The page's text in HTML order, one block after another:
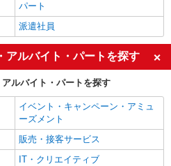
パート
派遣社員
アルバイト・パートを探す
ルバイト・パートを探す
イベント・キャンペーン・アミュ
ーズメント
販売・接客サービス
IT・クリエイティブ